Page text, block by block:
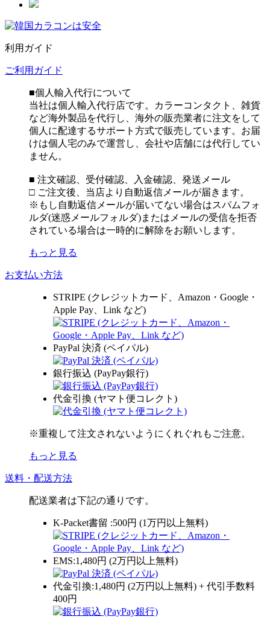
利用ガイド
ご利用ガイド
■個人輸入代行について
当社は個人輸入代行店です。カラーコンタクト、雑貨
など海外製品を代行し、海外の販売業者に注文をして
個人に配達するサポート方式で販売しています。お届
けは個人宅のみで運営し、会社や店舗には代行してい
ません。
■ 注文確認、受付確認、入金確認、発送メール
□ ご注文後、当店より自動返信メールが届きます。
※もし自動返信メールが届いてない場合はスパムフォ
ルダ(迷惑メールフォルダ)またはメールの受信を拒否
されている場合は一時的に解除をお願いします。
もっと見る
お支払い方法
STRIPE (クレジットカード、Amazon・Google・
Apple Pay、Link など)
PayPal 決済 (ペイパル)
銀行振込 (PayPay銀行)
代金引換 (ヤマト便コレクト)
※重複して注文されないようにくれぐれもご注意。
もっと見る
送料・配送方法
配送業者は下記の通りです。
K-Packet書留 :500円 (1万円以上無料)
EMS:1,480円 (2万円以上無料)
代金引換:1,480円 (2万円以上無料) + 代引手数料
400円